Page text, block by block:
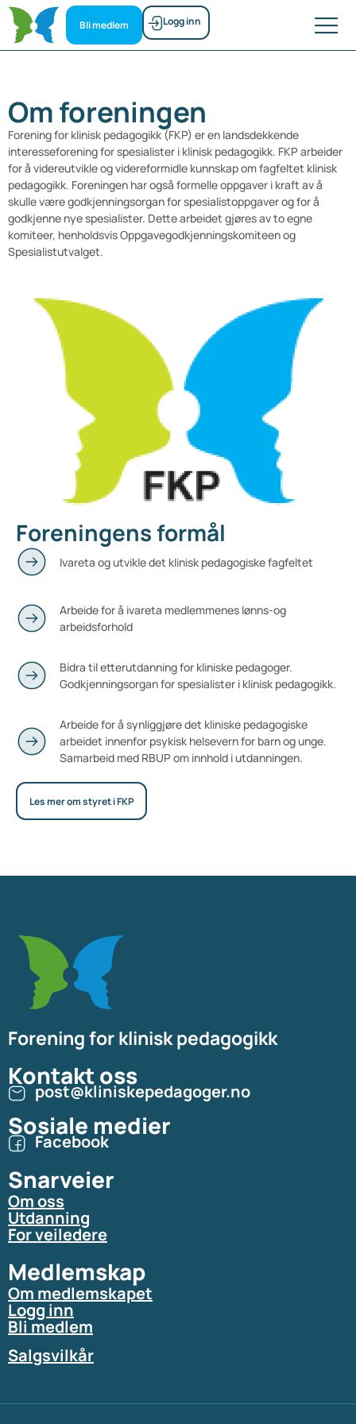
Bli medlem Logg inn
Om foreningen
Forening for klinisk pedagogikk (FKP) er en landsdekkende
interesseforening for spesialister i klinisk pedagogikk. FKP arbeider
for å videreutvikle og videreformidle kunnskap om fagfeltet klinisk
pedagogikk. Foreningen har også formelle oppgaver i kraft av å
skulle være godkjenningsorgan for spesialistoppgaver og for å
godkjenne nye spesialister. Dette arbeidet gjøres av to egne
komiteer, henholdsvis Oppgavegodkjenningskomiteen og
Spesialistutvalget.
Foreningens formål
Ivareta og utvikle det klinisk pedagogiske fagfeltet
Arbeide for å ivareta medlemmenes lønns-og
arbeidsforhold
Bidra til etterutdanning for kliniske pedagoger.
Godkjenningsorgan for spesialister i klinisk pedagogikk.
Arbeide for å synliggjøre det kliniske pedagogiske
arbeidet innenfor psykisk helsevern for barn og unge.
Samarbeid med RBUP om innhold i utdanningen.
Les mer om styret i FKP
Forening for klinisk pedagogikk
Kontakt oss
post@kliniskepedagoger.no
Sosiale medier
Facebook
Om medlemskapet
Logg inn
Bli medlem
Salgsvilkår
Medlemskap
Om oss
Utdanning
For veiledere
Snarveier